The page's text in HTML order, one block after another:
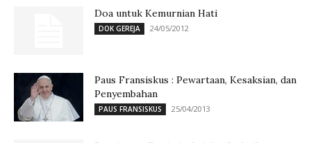
Doa untuk Kemurnian Hati
DOK GEREJA 24/05/2012
Paus Fransiskus : Pewartaan, Kesaksian, dan
Penyembahan
PAUS FRANSISKUS 25/04/2013